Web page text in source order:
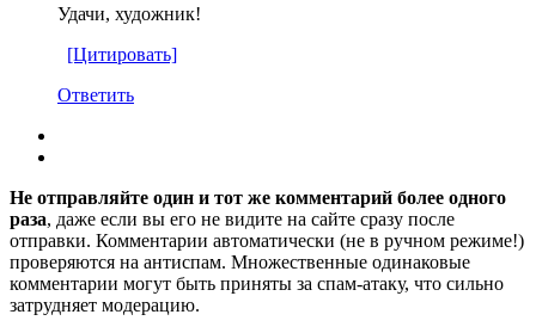
Удачи, художник!
[Цитировать]
Ответить
Не отправляйте один и тот же комментарий более одного
раза, даже если вы его не видите на сайте сразу после
отправки. Комментарии автоматически (не в ручном режиме!)
проверяются на антиспам. Множественные одинаковые
комментарии могут быть приняты за спам-атаку, что сильно
затрудняет модерацию.